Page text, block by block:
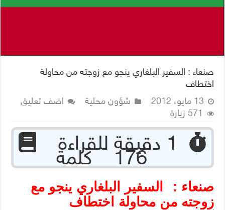
صنعاء : السفير البلغاري ينجو مع زوجته من محاولة
اختطاف
13 مايو، 2012
شؤون محلية
اضف تعليق
571 زيارة
176 كلمة
صنعاء :
السفير البلغاري ينجو مع
زوجته من محاولة اختطاف